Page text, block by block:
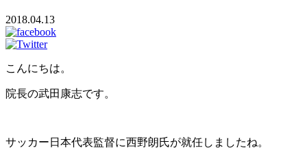
2018.04.13
こんにちは。
院長の武田康志です。
サッカー日本代表監督に西野朗氏が就任しましたね。